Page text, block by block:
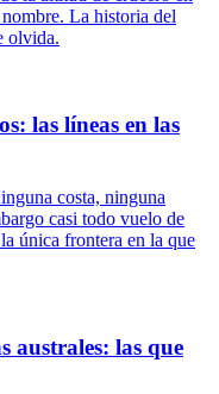
La historia del
olvida.
las líneas en las
costa, ninguna
casi todo vuelo de
única frontera en la que
las que